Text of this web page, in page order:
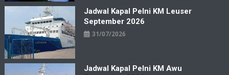
Jadwal Kapal Pelni KM Leuser
September 2026
31/07/2026
Jadwal Kapal Pelni KM Awu